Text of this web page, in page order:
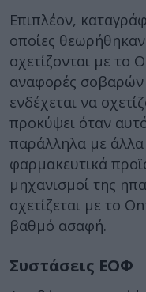
Επιπλέον,
οποίες θεωρήθηκαν
σχετίζονται με το
αναφορές
ενδέχεται να
προκύψει όταν
παράλληλα με άλλα
φαρμακευτικά
μηχανισμοί της
σχετίζεται με το
βαθμό ασαφή.
Συστάσεις ΕΟΦ